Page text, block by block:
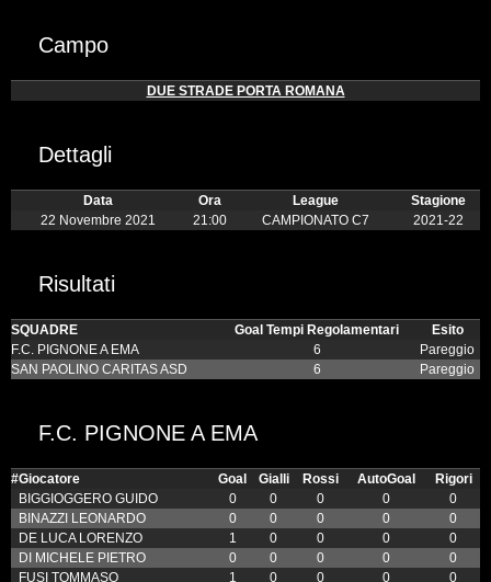
Campo
DUE STRADE PORTA ROMANA
Dettagli
Data Ora League
Stagione
22 Novembre 2021
21:00 CAMPIONATO C7 2021-22
Risultati
SQUADRE Goal Tempi Regolamentari
Esito
F.C. PIGNONE A EMA
6
Pareggio
SAN PAOLINO CARITAS ASD
6 Pareggio
F.C. PIGNONE A EMA
#Giocatore Goal Gialli Rossi AutoGoal
Rigori
BIGGIOGGERO GUIDO
0 0 0 0
0
BINAZZI LEONARDO
0 0 0 0
0
DE LUCA LORENZO
1 0 0 0
0
DI MICHELE PIETRO
0 0 0 0
0
FUSI TOMMASO
1 0 0 0
0